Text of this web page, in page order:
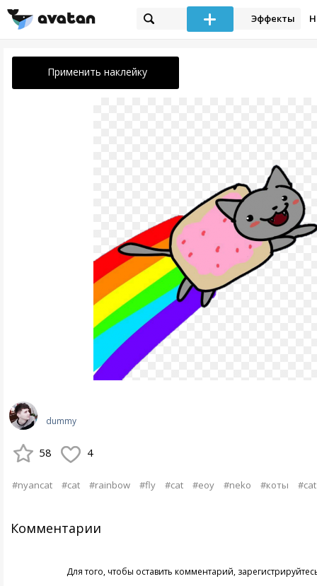
Эффекты
Применить наклейку
dummy
58 4
#nyancat #cat #rainbow #fly #cat #eoy #neko #коты #cat
Комментарии
Для того, чтобы оставить комментарий,